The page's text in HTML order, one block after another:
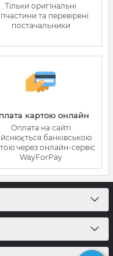
Тільки оригінальні
та перевірені
постачальники
картою онлайн
Оплата на сайті
банківською
через онлайн-сервіс
WayForPay